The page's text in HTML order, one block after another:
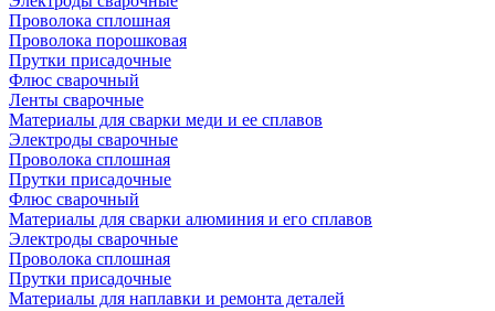
Проволока сплошная
Проволока порошковая
Прутки присадочные
Флюс сварочный
Ленты сварочные
Материалы для сварки меди и ее сплавов
Электроды сварочные
Проволока сплошная
Прутки присадочные
Флюс сварочный
Материалы для сварки алюминия и его сплавов
Электроды сварочные
Проволока сплошная
Прутки присадочные
Материалы для наплавки и ремонта деталей